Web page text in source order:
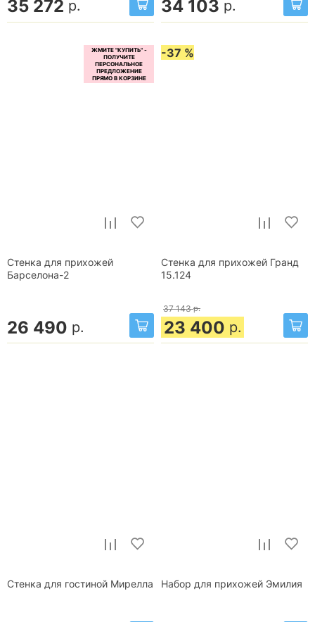
35 272 р. 34 103 р.
Стенка для прихожей
Барселона-2
26 490 р.
-37 %
Стенка для прихожей Гранд
15.124
37 143 р.
23 400 р.
Стенка для гостиной Мирелла Набор для прихожей Эмилия